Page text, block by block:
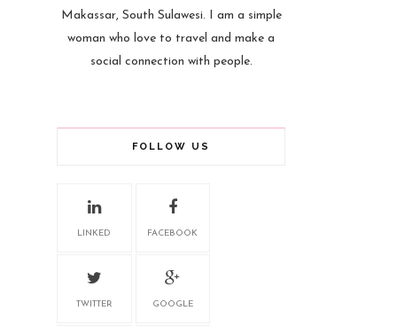
Makassar, South Sulawesi. I am a simple
woman who love to travel and make a
social connection with people.
FOLLOW US
LINKED FACEBOOK
TWITTER GOOGLE